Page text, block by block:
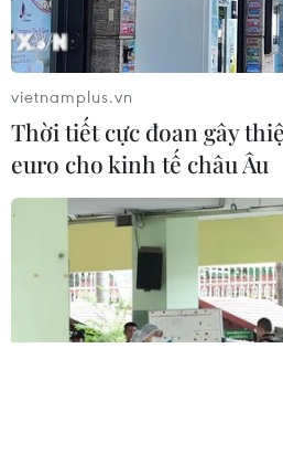
Xung đột Hamas-Israel:
hoạch về Dải Gaza
06/08/2026 03:45
vietnamplus.vn
Thời tiết cực đoan gây
euro cho kinh tế châu Âu